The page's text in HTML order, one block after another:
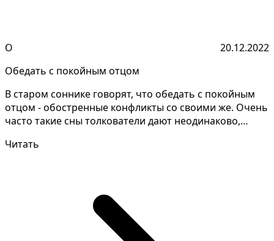
О
20.12.2022
Обедать с покойным отцом
В старом соннике говорят, что обедать с покойным
отцом - обостренные конфликты со своими же. Очень
часто такие сны толкователи дают неодинаково,
Читать